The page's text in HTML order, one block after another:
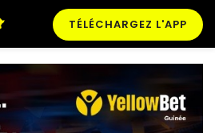
TÉLÉCHARGEZ L'APP